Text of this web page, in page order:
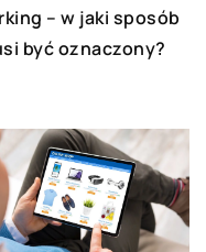
– w jaki sposób
być oznaczony?